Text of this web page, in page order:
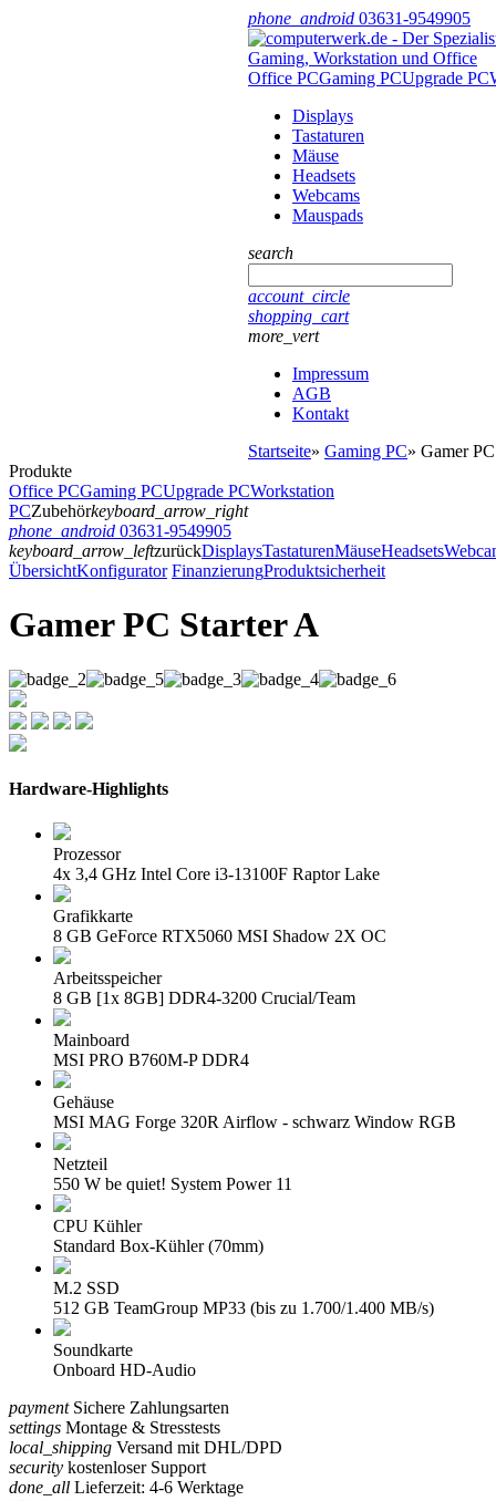
phone_android 03631-9549905
Office PCGaming PCUpgrade PC
Displays
Tastaturen
Mäuse
Headsets
Webcams
Mauspads
search
account_circle
shopping_cart
more_vert
Impressum
AGB
Kontakt
Startseite» Gaming PC» Gamer
Produkte
Office PCGaming PCUpgrade PCWorkstation
PCZubehörkeyboard_arrow_right
phone_android 03631-9549905
keyboard_arrow_leftzurückDisplaysTastaturenMäuseHeadsets
ÜbersichtKonfigurator FinanzierungProduktsicherheit
Gamer PC Starter A
Hardware-Highlights
Prozessor
4x 3,4 GHz Intel Core i3-13100F Raptor Lake
Grafikkarte
8 GB GeForce RTX5060 MSI Shadow 2X OC
Arbeitsspeicher
8 GB [1x 8GB] DDR4-3200 Crucial/Team
Mainboard
MSI PRO B760M-P DDR4
Gehäuse
MSI MAG Forge 320R Airflow - schwarz Window RGB
Netzteil
550 W be quiet! System Power 11
CPU Kühler
Standard Box-Kühler (70mm)
M.2 SSD
512 GB TeamGroup MP33 (bis zu 1.700/1.400 MB/s)
Soundkarte
Onboard HD-Audio
payment Sichere Zahlungsarten
settings Montage & Stresstests
local_shipping Versand mit DHL/DPD
security kostenloser Support
done_all Lieferzeit: 4-6 Werktage